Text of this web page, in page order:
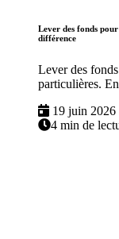
Lever des fonds
différence
Lever des
particulières.
19 juin 2026
4 min de